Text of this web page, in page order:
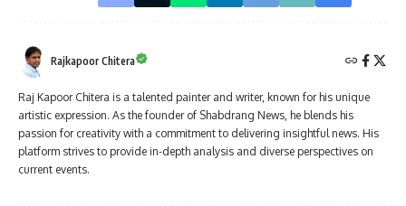
Rajkapoor Chitera
Raj Kapoor Chitera is a talented painter and writer, known for his unique
artistic expression. As the founder of Shabdrang News, he blends his
passion for creativity with a commitment to delivering insightful news. His
platform strives to provide in-depth analysis and diverse perspectives on
current events.